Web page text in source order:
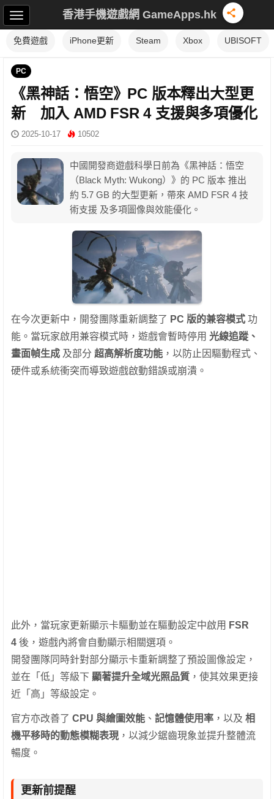
香港手機遊戲網 GameApps.hk
免費遊戲 iPhone更新 Steam Xbox UBISOFT
PC
《黑神話：悟空》PC 版本釋出大型更
新 加入 AMD FSR 4 支援與多項優化
2025-10-17 10502
中國開發商遊戲科學日前為《黑神話：悟空
（Black Myth: Wukong）》的 PC 版本 推出
約 5.7 GB 的大型更新，帶來 AMD FSR 4 技
術支援 及多項圖像與效能優化。
在今次更新中，開發團隊重新調整了 PC 版的兼容模式 功
能。當玩家啟用兼容模式時，遊戲會暫時停用 光線追蹤、
畫面幀生成 及部分 超高解析度功能 ，以防止因驅動程式、
硬件或系統衝突而導致遊戲啟動錯誤或崩潰。
此外，當玩家更新顯示卡驅動並在驅動設定中啟用 FSR
4 後，遊戲內將會自動顯示相關選項。
開發團隊同時針對部分顯示卡重新調整了預設圖像設定，
並在「低」等級下 顯著提升全域光照品質 ，使其效果更接
近「高」等級設定。
官方亦改善了 CPU 與繪圖效能 、 記憶體使用率 ，以及 相
機平移時的動態模糊表現，以減少鋸齒現象並提升整體流
暢度。
更新前提醒